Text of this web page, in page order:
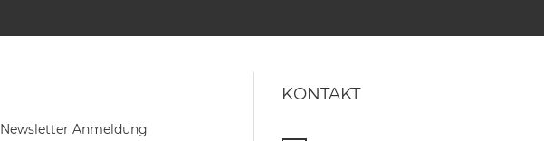
Newsletter Anmeldung
KONTAKT